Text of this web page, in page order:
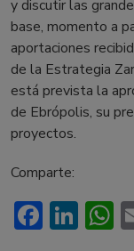
y discutir las
base, momento a
aportaciones
de la Estrategia
está prevista la
de Ebrópolis, su
proyectos.
Comparte: